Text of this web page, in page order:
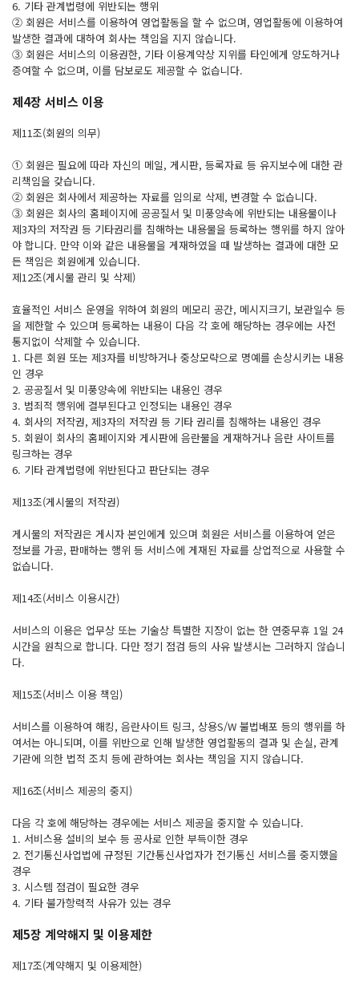
6. 기타 관계법령에 위반되는 행위
② 회원은 서비스를 이용하여 영업활동을 할 수 없으며, 영업활동에 이용하여
발생한 결과에 대하여 회사는 책임을 지지 않습니다.
③ 회원은 서비스의 이용권한, 기타 이용계약상 지위를 타인에게 양도하거나
증여할 수 없으며, 이를 담보로도 제공할 수 없습니다.
제4장 서비스 이용
제11조(회원의 의무)
① 회원은 필요에 따라 자신의 메일, 게시판, 등록자료 등 유지보수에 대한 관
리책임을 갖습니다.
② 회원은 회사에서 제공하는 자료를 임의로 삭제, 변경할 수 없습니다.
③ 회원은 회사의 홈페이지에 공공질서 및 미풍양속에 위반되는 내용물이나
제3자의 저작권 등 기타권리를 침해하는 내용물을 등록하는 행위를 하지 않아
야 합니다. 만약 이와 같은 내용물을 게재하였을 때 발생하는 결과에 대한 모
든 책임은 회원에게 있습니다.
제12조(게시물 관리 및 삭제)
효율적인 서비스 운영을 위하여 회원의 메모리 공간, 메시지크기, 보관일수 등
을 제한할 수 있으며 등록하는 내용이 다음 각 호에 해당하는 경우에는 사전
통지없이 삭제할 수 있습니다.
1. 다른 회원 또는 제3자를 비방하거나 중상모략으로 명예를 손상시키는 내용
인 경우
2. 공공질서 및 미풍양속에 위반되는 내용인 경우
3. 범죄적 행위에 결부된다고 인정되는 내용인 경우
4. 회사의 저작권, 제3자의 저작권 등 기타 권리를 침해하는 내용인 경우
5. 회원이 회사의 홈페이지와 게시판에 음란물을 게재하거나 음란 사이트를
링크하는 경우
6. 기타 관계법령에 위반된다고 판단되는 경우
제13조(게시물의 저작권)
게시물의 저작권은 게시자 본인에게 있으며 회원은 서비스를 이용하여 얻은
정보를 가공, 판매하는 행위 등 서비스에 게재된 자료를 상업적으로 사용할 수
없습니다.
제14조(서비스 이용시간)
서비스의 이용은 업무상 또는 기술상 특별한 지장이 없는 한 연중무휴 1일 24
시간을 원칙으로 합니다. 다만 정기 점검 등의 사유 발생시는 그러하지 않습니
다.
제15조(서비스 이용 책임)
서비스를 이용하여 해킹, 음란사이트 링크, 상용S/W 불법배포 등의 행위를 하
여서는 아니되며, 이를 위반으로 인해 발생한 영업활동의 결과 및 손실, 관계
기관에 의한 법적 조치 등에 관하여는 회사는 책임을 지지 않습니다.
제16조(서비스 제공의 중지)
다음 각 호에 해당하는 경우에는 서비스 제공을 중지할 수 있습니다.
1. 서비스용 설비의 보수 등 공사로 인한 부득이한 경우
2. 전기통신사업법에 규정된 기간통신사업자가 전기통신 서비스를 중지했을
경우
3. 시스템 점검이 필요한 경우
4. 기타 불가항력적 사유가 있는 경우
제5장 계약해지 및 이용제한
제17조(계약해지 및 이용제한)